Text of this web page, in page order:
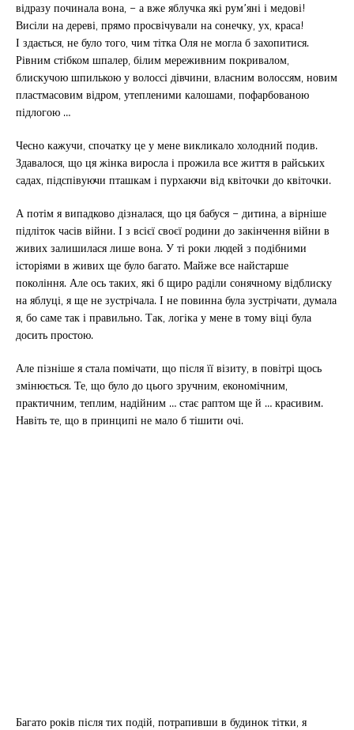
відразу починала вона, – а вже яблучка які рум’яні і медові!
Висіли на дереві, прямо просвічували на сонечку, ух, краса!
І здається, не було того, чим тітка Оля не могла б захопитися.
Рівним стібком шпалер, білим мереживним покривалом,
блискучою шпилькою у волоссі дівчини, власним волоссям, новим
пластмасовим відром, утепленими калошами, пофарбованою
підлогою …
Чесно кажучи, спочатку це у мене викликало холодний подив.
Здавалося, що ця жінка виросла і прожила все життя в райських
садах, підспівуючи пташкам і пурхаючи від квіточки до квіточки.
А потім я випадково дізналася, що ця бабуся – дитина, а вірніше
підліток часів війни. І з всієї своєї родини до закінчення війни в
живих залишилася лише вона. У ті роки людей з подібними
історіями в живих ще було багато. Майже все найстарше
покоління. Але ось таких, які б щиро раділи сонячному відблиску
на яблуці, я ще не зустрічала. І не повинна була зустрічати, думала
я, бо саме так і правильно. Так, логіка у мене в тому віці була
досить простою.
Але пізніше я стала помічати, що після її візиту, в повітрі щось
змінюється. Те, що було до цього зручним, економічним,
практичним, теплим, надійним … стає раптом ще й … красивим.
Навіть те, що в принципі не мало б тішити очі.
Багато років після тих подій, потрапивши в будинок тітки, я